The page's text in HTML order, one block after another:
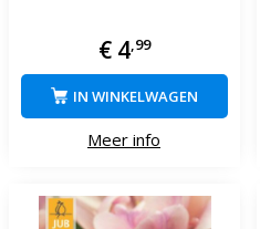
€ 4 99
Meer info
IN WINKELWAGEN